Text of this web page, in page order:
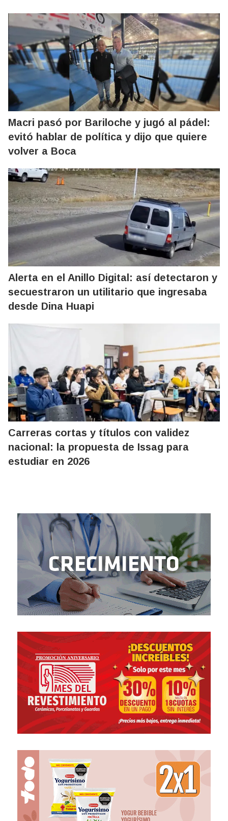
Macri pasó por Bariloche y jugó al pádel:
evitó hablar de política y dijo que quiere
volver a Boca
Alerta en el Anillo Digital: así detectaron y
secuestraron un utilitario que ingresaba
desde Dina Huapi
Carreras cortas y títulos con validez
nacional: la propuesta de Issag para
estudiar en 2026